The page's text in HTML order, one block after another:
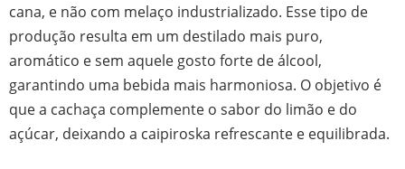
cana, e não com melaço industrializado. Esse tipo de
produção resulta em um destilado mais puro,
aromático e sem aquele gosto forte de álcool,
garantindo uma bebida mais harmoniosa. O objetivo é
que a cachaça complemente o sabor do limão e do
açúcar, deixando a caipiroska refrescante e equilibrada.